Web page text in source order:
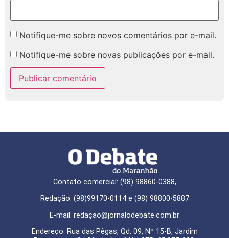
Notifique-me sobre novos comentários por e-mail.
Notifique-me sobre novas publicações por e-mail.
Contato comercial: (98) 98860-0388,
Redação: (98)99170-0114 e (98) 98800-5887
E-mail: redaçao@jornalodebate.com.br
Endereço: Rua das Pêgas, Qd. 09, Nº 15-B, Jardim